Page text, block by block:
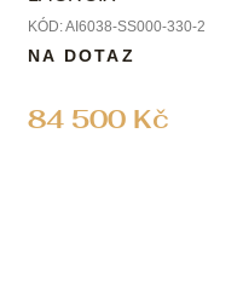
KÓD:AI6038-SS000-330-2
84 500 Kč
NA DOTAZ